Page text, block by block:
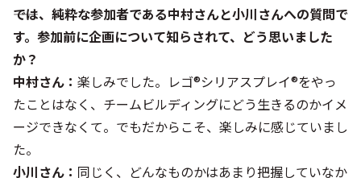
――では、純粋な参加者である中村さんと小川さんへの質問で
す。参加前に企画について知らされて、どう思いました
か？
中村さん： 楽しみでした。レゴ®シリアスプレイ®をやっ
たことはなく、チームビルディングにどう生きるのかイメ
ージできなくて。でもだからこそ、楽しみに感じていまし
た。
小川さん： 同じく、どんなものかはあまり把握していなか